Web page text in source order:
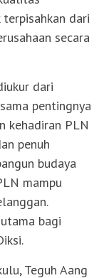
dari
secara
dari
pentingnya
kehadiran PLN
penuh
budaya
mampu
bagi
Teguh Aang